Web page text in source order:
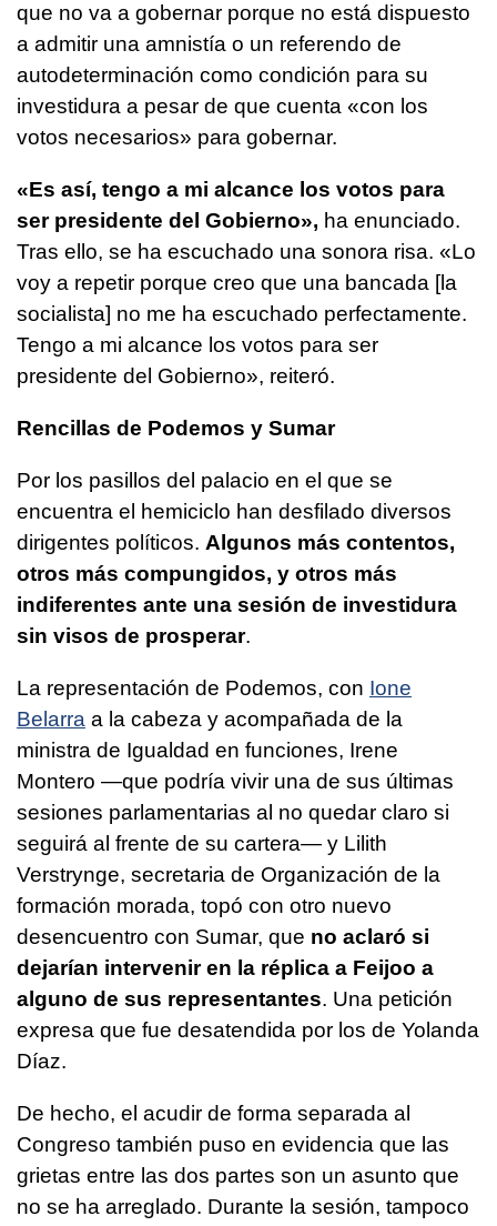
que no va a gobernar porque no está dispuesto
a admitir una amnistía o un referendo de
autodeterminación como condición para su
investidura a pesar de que cuenta «con los
votos necesarios» para gobernar.
«Es así, tengo a mi alcance los votos para
ser presidente del Gobierno», ha enunciado.
Tras ello, se ha escuchado una sonora risa. «Lo
voy a repetir porque creo que una bancada [la
socialista] no me ha escuchado perfectamente.
Tengo a mi alcance los votos para ser
presidente del Gobierno», reiteró.
Rencillas de Podemos y Sumar
Por los pasillos del palacio en el que se
encuentra el hemiciclo han desfilado diversos
dirigentes políticos. Algunos más contentos,
otros más compungidos, y otros más
indiferentes ante una sesión de investidura
sin visos de prosperar.
La representación de Podemos, con Ione
Belarra a la cabeza y acompañada de la
ministra de Igualdad en funciones, Irene
Montero —que podría vivir una de sus últimas
sesiones parlamentarias al no quedar claro si
seguirá al frente de su cartera— y Lilith
Verstrynge, secretaria de Organización de la
formación morada, topó con otro nuevo
desencuentro con Sumar, que no aclaró si
dejarían intervenir en la réplica a Feijoo a
alguno de sus representantes. Una petición
expresa que fue desatendida por los de Yolanda
Díaz.
De hecho, el acudir de forma separada al
Congreso también puso en evidencia que las
grietas entre las dos partes son un asunto que
no se ha arreglado. Durante la sesión, tampoco